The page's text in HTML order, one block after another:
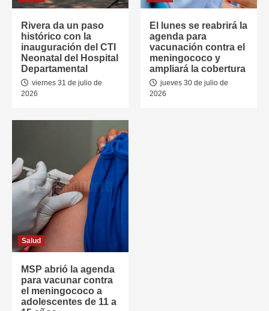
Rivera da un paso
histórico con la
inauguración del CTI
Neonatal del Hospital
Departamental
viernes 31 de julio de
2026
El lunes se reabrirá la
agenda para
vacunación contra el
meningococo y
ampliará la cobertura
jueves 30 de julio de
2026
Salud
MSP abrió la agenda
para vacunar contra
el meningococo a
adolescentes de 11 a